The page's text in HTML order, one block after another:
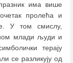
има више
пролећа и
У том смислу,
млади људи и
терају
се разликују од